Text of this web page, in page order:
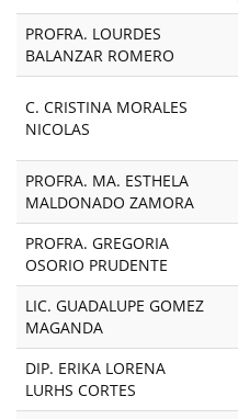
PROFRA. LOURDES
BALANZAR ROMERO
C. CRISTINA MORALES
NICOLAS
PROFRA. MA. ESTHELA
MALDONADO ZAMORA
PROFRA. GREGORIA
OSORIO PRUDENTE
LIC. GUADALUPE GOMEZ
MAGANDA
DIP. ERIKA LORENA
LURHS CORTES